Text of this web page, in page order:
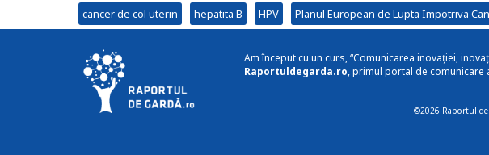
cancer de col uterin hepatita B HPV Planul European de Lupta Impotriva
Am început cu un curs, “Comunicarea inovației,
Raportuldegarda.ro, primul portal de comunicare
©2026 Raportul de